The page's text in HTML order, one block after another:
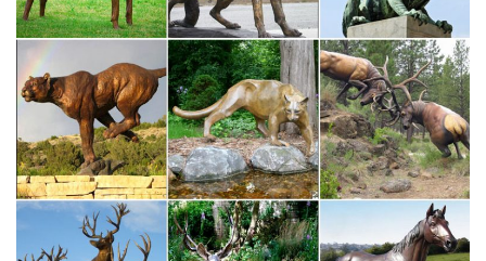
Можно купить металлические значки в магазине в Санкт-
Петербурге или интернет магазине интересных подарков и
креативных сувениров с доставкой по СПб или почтой
металлические значки продается по цене указанной на сайте
или со скидкой по карте.Статуэтки.
Фигурки собак и кошек (сувениры) оптом от производителя…
У нас вы можете купить оптом фигуры собак и кошек, самых
разных размеров от микс до солидных статуэток.Вам очень
повезло, потому что вы зашли на сайт крупнейшего продавца
сувенирной продукции в Санкт-Петербурге0 руб. Оформить